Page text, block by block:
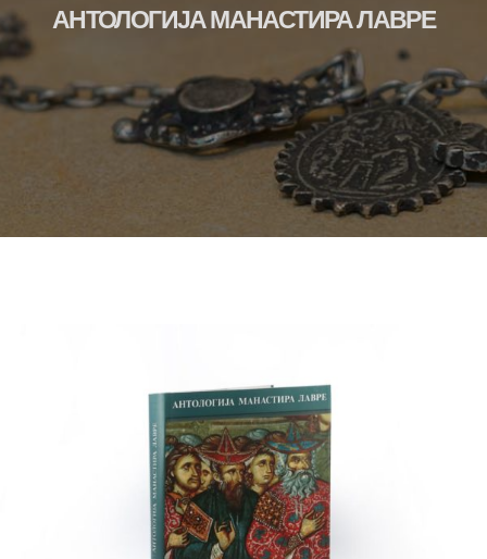
АНТОЛОГИЈА МАНАСТИРА ЛАВРЕ